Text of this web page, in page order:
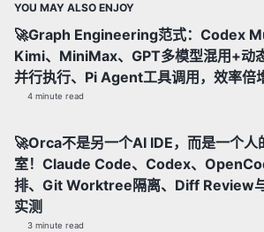
YOU MAY ALSO ENJOY
🚀Graph Engineering范式：Codex
Kimi、MiniMax、GPT多模型混用+动
并行执行、Pi Agent工具调用，效率倍
4 minute read
🚀Orca不是另一个AI IDE，而是一个人
室！Claude Code、Codex、
排、Git Worktree隔离、Diff Review
实测
3 minute read